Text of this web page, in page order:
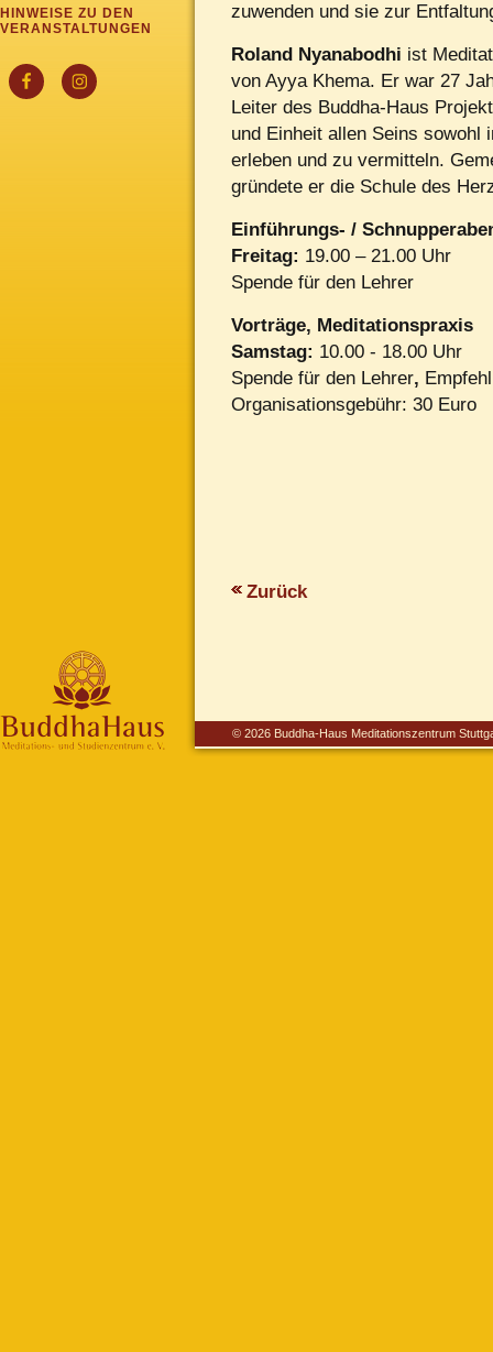
HINWEISE ZU DEN
VERANSTALTUNGEN
zuwenden und sie zur
Roland Nyanabodhi ist
von Ayya Khema. Er war 27
Leiter des Buddha-Haus
und Einheit allen Seins sowohl
erleben und zu vermitteln.
gründete er die Schule des
Einführungs- /
Freitag: 19.00 – 21.00 Uhr
Spende für den Lehrer
Vorträge, Meditationspraxis
Samstag: 10.00 - 18.00 Uhr
Spende für den Lehrer,
Organisationsgebühr: 30 Euro
Zurück
© 2026 Buddha-Haus Meditationszentrum